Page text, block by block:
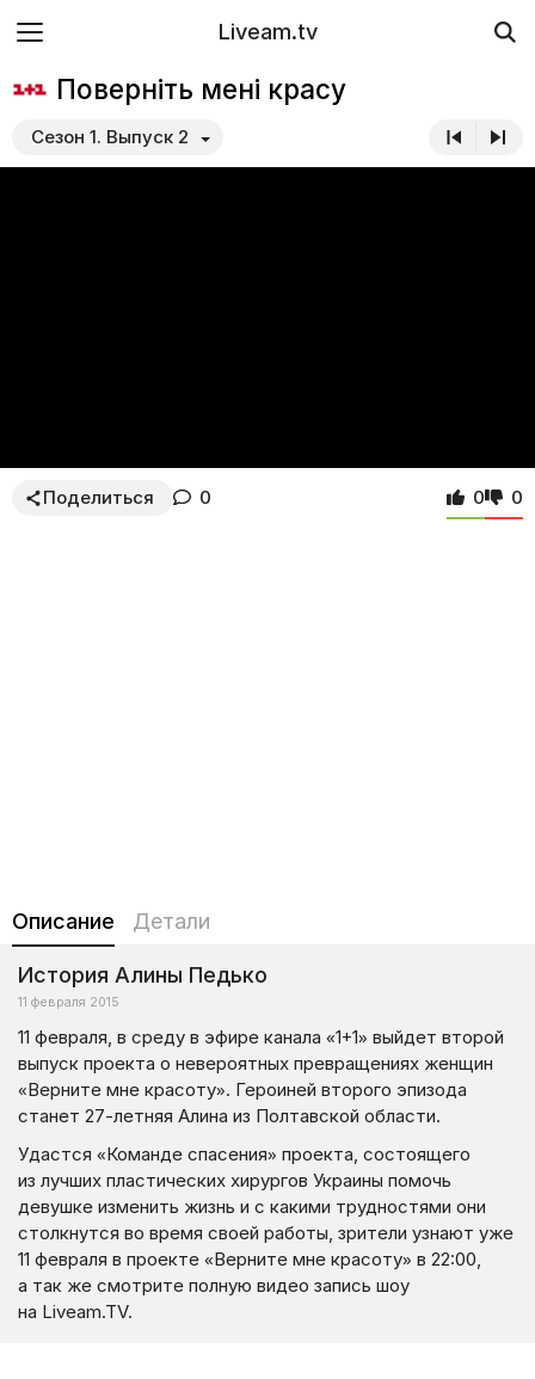
Liveam.tv
Поверніть мені красу
Сезон 1. Выпуск 2
Поделиться 0 0 0
Описание Детали
История Алины Педько
11 февраля 2015
11 февраля, в среду в эфире канала «1+1» выйдет второй
выпуск проекта о невероятных превращениях женщин
«Верните мне красоту». Героиней второго эпизода
станет 27-летняя Алина из Полтавской области.
Удастся «Команде спасения» проекта, состоящего
из лучших пластических хирургов Украины помочь
девушке изменить жизнь и с какими трудностями они
столкнутся во время своей работы, зрители узнают уже
11 февраля в проекте «Верните мне красоту» в 22:00,
а так же смотрите полную видео запись шоу
на Liveam.TV.